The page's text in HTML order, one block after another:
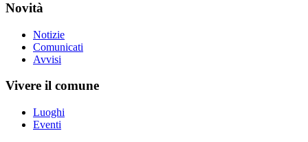
Novità
Notizie
Comunicati
Avvisi
Vivere il comune
Luoghi
Eventi